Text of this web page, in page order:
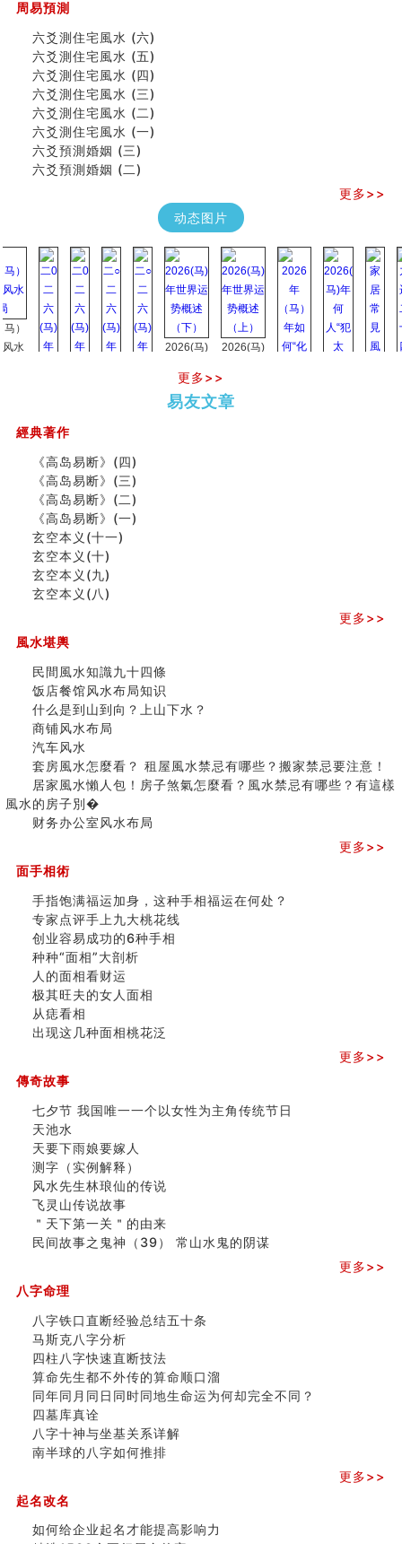
吃相与性格及命运
民間風水知識九十四條
马斯克八字分析
饭店餐馆风水布局知识
六爻占卜中如何预测官运、事业运？
《高岛易断》(三)
专家点评手上九大桃花线
四柱八字快速直断技法
天池水
创业容易成功的6种手相
算命先生都不外传的算命顺口溜
什么是到山到向？上山下水？
六爻算卦：我能面试升职吗？
《高岛易断》(一)
朱德總司命造 (名⼈⼋字淺析九）
刘燮鈞讲人相 手相论财运
如何给企业起名才能提高影响力
同年同月同日同时同地生命运为何却完全不同？
玄空本义(十一)
家居常見風水形煞及化解方法 (三)
天要下雨娘要嫁人
预测开店怎么样
口相與命運
六爻測住宅風水 (五)
一篇文章解答八字命理所有困惑
汽车风水
姓名字义玄机藏凶吉
四墓库真诠
套房風水怎麼看？ 租屋風水禁忌有哪些？搬家禁忌要注
精选1500个五行属金的字
玄空本义(九)
八字十神与坐基关系详解
精选1000个五行属土的字
人的面相看财运
玄空本义(八)
六爻算卦：测腹中胎儿是男是女
精选1000个五行属火的字
玄空本义(七)
刘燮鈞讲人相 手纹与命运(二)
商铺如何摆放物品催财招财
极其旺夫的女人面相
家居常見風水形煞及化解方法 (二)
居家風水懶人包！房子煞氣怎麼看？風水禁忌有哪些？有
這樣風水的房子別�
南半球的八字如何推排
玄空本义(六)
风水先生林琅仙的传说
姓名陰陽配置的凶吉
六爻測住宅風水 (四)
玄空本义 (五)
财务办公室风水布局
精选1500个五行属木的字
玄空本义 (四)
八字算命：女命八字里日坐伤官克夫？
六爻算卦：我俩之间是否还命中有未尽的缘分？
清朝慈禧太后命造 (名人八字淺析七）
飞灵山传说故事
命理解说：想请问什么时候能够遇到姻缘结婚？
商舖選址的風水講究 (下)
吉凶神跳上大运时的断法【四柱技巧】
家居常見風水形煞及化解方法 (一)
刘燮鈞讲人相 手纹与命运(一)
玄空本义 (二)
大門風水五大禁忌！大門風水擺設？門中門風水解方？
寓意好的五行属水的汉字有哪些？五行属水的汉字大全
周易預測
六爻測住宅風水 (六)
六爻測住宅風水 (五)
六爻測住宅風水 (四)
六爻測住宅風水 (三)
六爻測住宅風水 (二)
六爻測住宅風水 (一)
六爻預測婚姻 (三)
六爻預測婚姻 (二)
更多>>
动态图片
二0
(马)
二
二0
二
六
(马)
二
生
肖
运
程
(鼠
牛
虎)
二○
二
六
(马)
生
肖
运
程
(鸡
狗
猪)
二○
生
肖
运
羊
猴)
2026(马)
（下）
2026(马)
势概述
（上）
風
法
(一)
析
(
更多>>
易友文章
經典著作
《高岛易断》(四)
《高岛易断》(三)
《高岛易断》(二)
《高岛易断》(一)
玄空本义(十一)
玄空本义(十)
玄空本义(九)
玄空本义(八)
更多>>
風水堪輿
民間風水知識九十四條
饭店餐馆风水布局知识
什么是到山到向？上山下水？
商铺风水布局
汽车风水
套房風水怎麼看？ 租屋風水禁忌有哪些？搬家禁忌要注意！
居家風水懶人包！房子煞氣怎麼看？風水禁忌有哪些？有這樣
風水的房子別�
财务办公室风水布局
更多>>
面手相術
手指饱满福运加身，这种手相福运在何处？
专家点评手上九大桃花线
创业容易成功的6种手相
种种“面相”大剖析
人的面相看财运
极其旺夫的女人面相
从痣看相
出现这几种面相桃花泛
更多>>
傳奇故事
七夕节 我国唯一一个以女性为主角传统节日
天池水
天要下雨娘要嫁人
测字（实例解释）
风水先生林琅仙的传说
飞灵山传说故事
＂天下第一关＂的由来
民间故事之鬼神（39） 常山水鬼的阴谋
更多>>
八字命理
八字铁口直断经验总结五十条
马斯克八字分析
四柱八字快速直断技法
算命先生都不外传的算命顺口溜
同年同月同日同时同地生命运为何却完全不同？
四墓库真诠
八字十神与坐基关系详解
南半球的八字如何推排
更多>>
起名改名
如何给企业起名才能提高影响力